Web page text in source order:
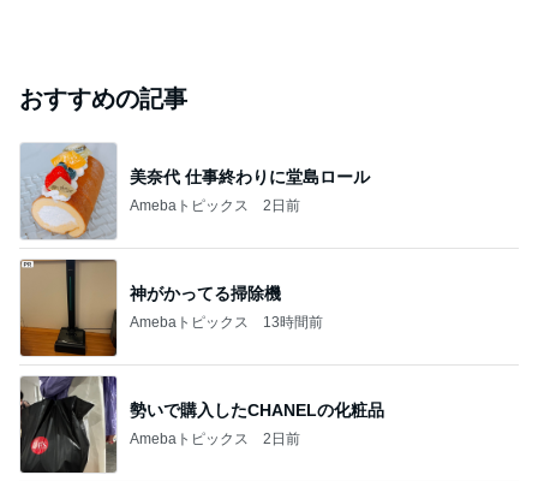
おすすめの記事
美奈代 仕事終わりに堂島ロール
Amebaトピックス 2日前
神がかってる掃除機
Amebaトピックス 13時間前
勢いで購入したCHANELの化粧品
Amebaトピックス 2日前